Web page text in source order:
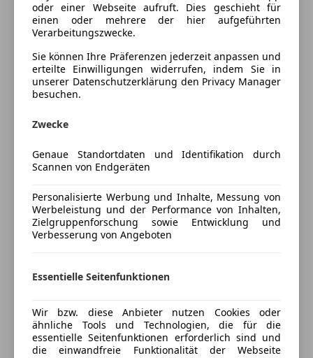
Apple CarPlay
Bluetooth
Bordcomputer
Freisprecheinrichtung
Induktionsladen für Smartphones
Radio
USB
ABS
ESP
Fahrerairbag
Fernlichtassistent
Nebelscheinwerfer
Seitenairbag
Servolenkung
Spurhalteassistent
nur 199 EUR mtl.*
Anzahlung 7.995 EUR
Laufzeit 48 Monate
Restwert 12.662 EUR
Fahrzeug am Standort Weiz zu besichtigen – Bitte
Eintausch- Finanzierung- und Versicherung in einem
Haus!
Autozentrum Jagersberger Weiz 0676/ 46 55 55 3
Autozentrum Jagersberger Weiz 0676 / 46 55 55 7 –
Wir bieten Ihnen auch gerne ein auf Sie
maßgeschneidertes und umfangreiches
Komplettpaket mit Finanzierung und Versicherung
Mehr anzeigen
Versicherungsschutz an Ihre Bedürfnisse
anpassen
oder einer Webseite aufruft. Dies geschieht für
einen oder mehrere der hier aufgeführten
Verarbeitungszwecke.
Sie können Ihre Präferenzen jederzeit anpassen und
erteilte Einwilligungen widerrufen, indem Sie in
unserer Datenschutzerklärung den Privacy Manager
besuchen.
Zwecke
Genaue Standortdaten und Identifikation durch
Scannen von Endgeräten
Personalisierte Werbung und Inhalte, Messung von
Werbeleistung und der Performance von Inhalten,
Zielgruppenforschung sowie Entwicklung und
Verbesserung von Angeboten
Essentielle Seitenfunktionen
Wir bzw. diese Anbieter nutzen Cookies oder
ähnliche Tools und Technologien, die für die
essentielle Seitenfunktionen erforderlich sind und
die einwandfreie Funktionalität der Webseite